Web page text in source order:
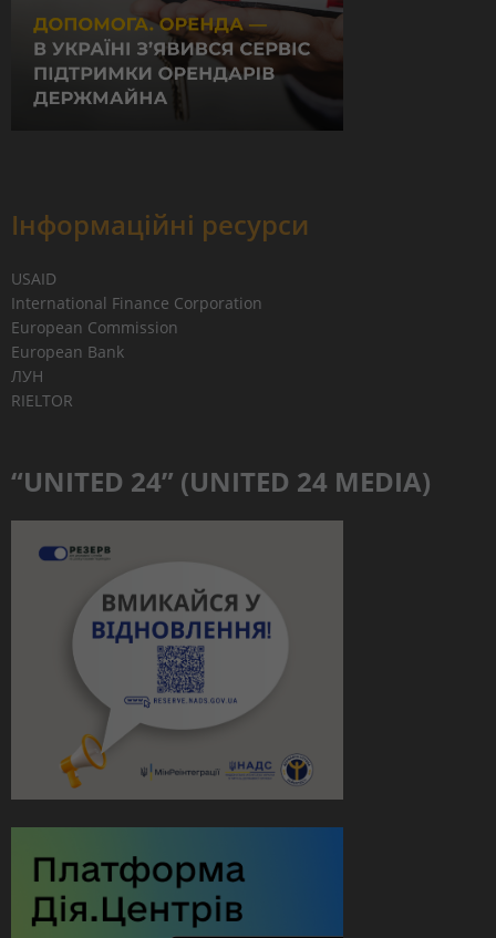
Інформаційні ресурси
USAID
International Finance Corporation
European Commission
European Bank
ЛУН
RIELTOR
“UNITED 24” (UNITED 24 MEDIA)